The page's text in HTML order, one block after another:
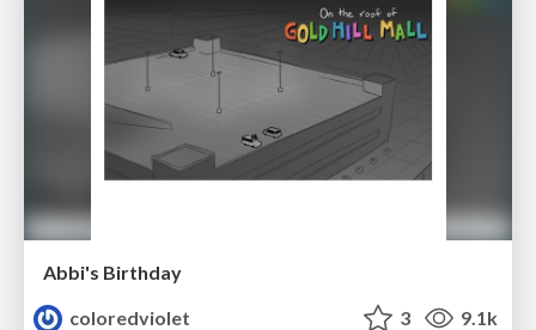
Abbi's Birthday
coloredviolet
3 9.1k